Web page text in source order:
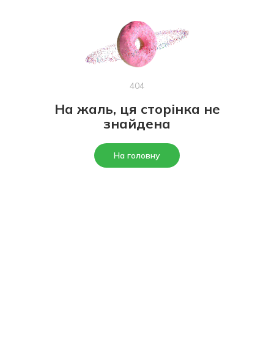
404
На жаль, ця сторінка не
знайдена
На головну